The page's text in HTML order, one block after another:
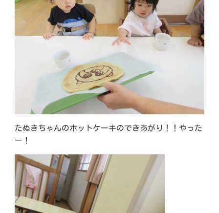
たぬきちゃんのホットケーキのできあがり！！やった
ー！